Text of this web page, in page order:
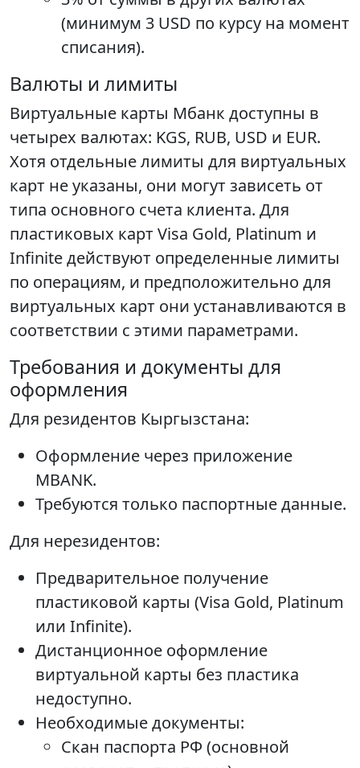
(минимум 3 USD по курсу на момент
списания).
Валюты и лимиты
Виртуальные карты Мбанк доступны в
четырех валютах: KGS, RUB, USD и EUR.
Хотя отдельные лимиты для виртуальных
карт не указаны, они могут зависеть от
типа основного счета клиента. Для
пластиковых карт Visa Gold, Platinum и
Infinite действуют определенные лимиты
по операциям, и предположительно для
виртуальных карт они устанавливаются в
соответствии с этими параметрами.
Требования и документы для
оформления
Для резидентов Кыргызстана:
Оформление через приложение
MBANK.
Требуются только паспортные данные.
Для нерезидентов:
Предварительное получение
пластиковой карты (Visa Gold, Platinum
или Infinite).
Дистанционное оформление
виртуальной карты без пластика
недоступно.
Необходимые документы:
Скан паспорта РФ (основной